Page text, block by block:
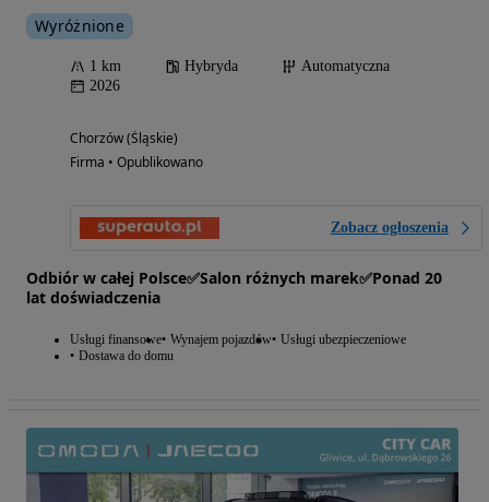
Wyróżnione
1 km Hybryda
Automatyczna
2026
Chorzów (Śląskie)
Firma • Opublikowano
Zobacz ogłoszenia
Odbiór w całej Polsce✅Salon różnych marek✅Ponad 20
lat doświadczenia
Usługi finansowe Wynajem pojazdów Usługi ubezpieczeniowe
Dostawa do domu